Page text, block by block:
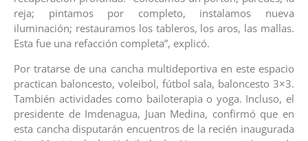
reja; pintamos por completo, instalamos nueva
iluminación; restauramos los tableros, los aros, las mallas.
Esta fue una refacción completa”, explicó.
Por tratarse de una cancha multideportiva en este espacio
practican baloncesto, voleibol, fútbol sala, baloncesto 3×3.
También actividades como bailoterapia o yoga. Incluso, el
presidente de Imdenagua, Juan Medina, confirmó que en
esta cancha disputarán encuentros de la recién inaugurada